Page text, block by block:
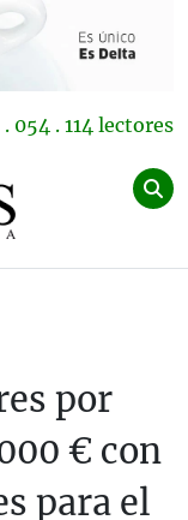
. 054 . 114 lectores
por
€ con
para el